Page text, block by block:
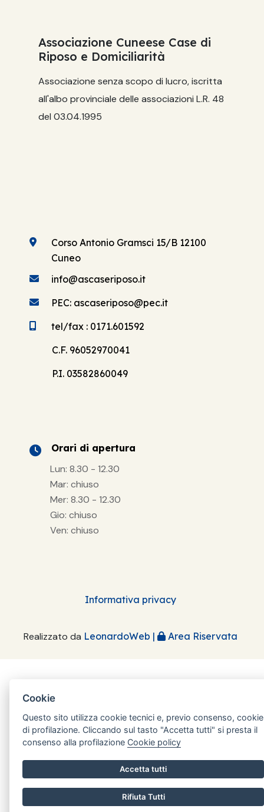
Associazione Cuneese Case di
Riposo e Domiciliarità
Associazione senza scopo di lucro, iscritta
all'albo provinciale delle associazioni L.R. 48
del 03.04.1995
Corso Antonio Gramsci 15/B 12100
Cuneo
info@ascaseriposo.it
PEC: ascaseriposo@pec.it
tel/fax : 0171.601592
C.F. 96052970041
P.I. 03582860049
Orari di apertura
Lun: 8.30 - 12.30
Mar: chiuso
Mer: 8.30 - 12.30
Gio: chiuso
Ven: chiuso
Informativa privacy
Realizzato da LeonardoWeb | Area Riservata
Cookie
Questo sito utilizza cookie tecnici e, previo consenso, cookie
di profilazione. Cliccando sul tasto "Accetta tutti" si presta il
consenso alla profilazione Cookie policy
Accetta tutti
Rifiuta Tutti